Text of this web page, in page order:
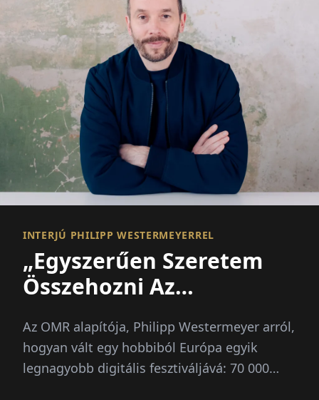
INTERJÚ PHILIPP WESTERMEYERREL
„Egyszerűen Szeretem
Összehozni Az
Az OMR alapítója, Philipp Westermeyer arról,
hogyan vált egy hobbiból Európa egyik
legnagyobb digitális fesztiváljává: 70 000